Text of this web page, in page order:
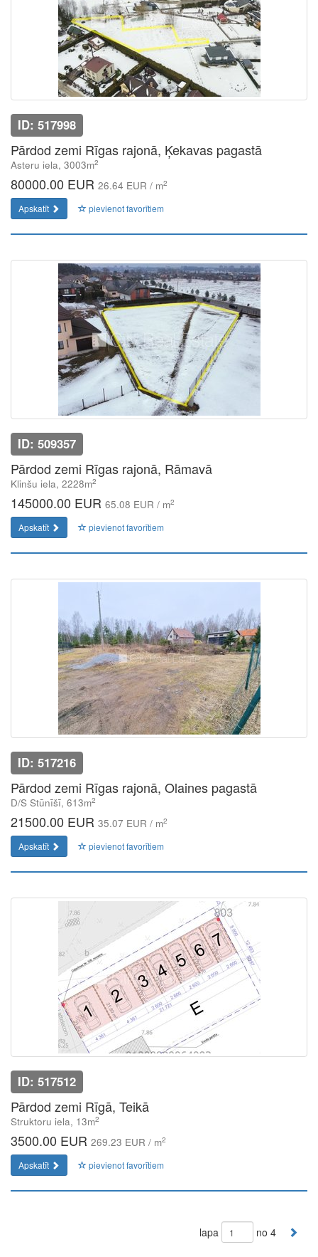
ID: 517998
Pārdod zemi Rīgas rajonā, Ķekavas pagastā
Asteru iela, 3003m2
80000.00 EUR 26.64 EUR / m2
Apskatīt pievienot favorītiem
ID: 509357
Pārdod zemi Rīgas rajonā, Rāmavā
Klinšu iela, 2228m2
145000.00 EUR 65.08 EUR / m2
Apskatīt pievienot favorītiem
ID: 517216
Pārdod zemi Rīgas rajonā, Olaines pagastā
D/S Stūnīšī, 613m2
21500.00 EUR 35.07 EUR / m2
Apskatīt pievienot favorītiem
ID: 517512
Pārdod zemi Rīgā, Teikā
Struktoru iela, 13m2
3500.00 EUR 269.23 EUR / m2
Apskatīt pievienot favorītiem
lapa no 4